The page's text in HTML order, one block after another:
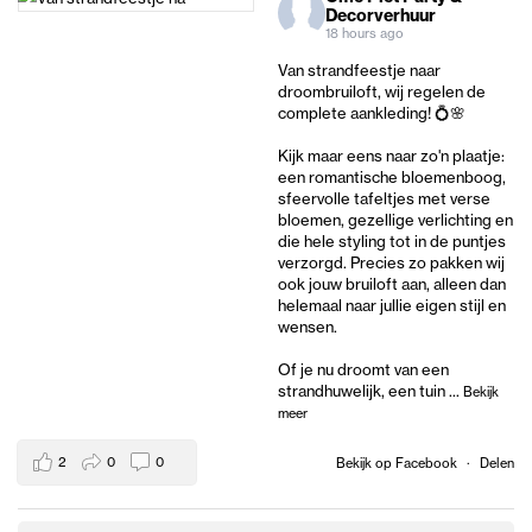
Decorverhuur
18 hours ago
Van strandfeestje naar
droombruiloft, wij regelen de
complete aankleding! 💍🌸
Kijk maar eens naar zo'n plaatje:
een romantische bloemenboog,
sfeervolle tafeltjes met verse
bloemen, gezellige verlichting en
die hele styling tot in de puntjes
verzorgd. Precies zo pakken wij
ook jouw bruiloft aan, alleen dan
helemaal naar jullie eigen stijl en
wensen.
Of je nu droomt van een
strandhuwelijk, een tuin... Bekijk
meer
Bekijk op Facebook · Delen
2 0 0